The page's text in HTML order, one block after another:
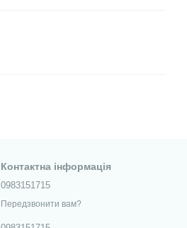
Контактна інформація
0983151715
Передзвонити вам?